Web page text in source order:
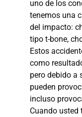
uno de los
tenemos una
del impacto:
tipo t-bone,
Estos
como
pero debido a
pueden
incluso
Cuando usted